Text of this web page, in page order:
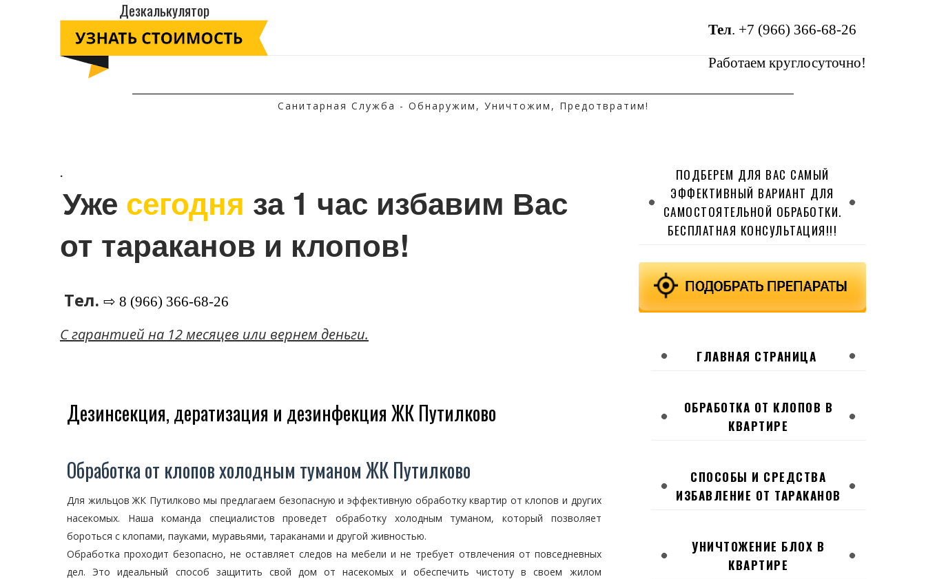
Дезкалькулятор
Тел. +7 (966) 366-68-26
Работаем круглосуточно!
Санитарная Служба - Обнаружим, Уничтожим, Предотвратим!
.
Уже сегодня за 1 час избавим Вас
от тараканов и клопов!
Тел. ⇨ 8 (966) 366-68-26
C гарантией на 12 месяцев или вернем деньги.
Дезинсекция, дератизация и дезинфекция ЖК Путилково
Обработка от клопов холодным туманом ЖК Путилково
Для жильцов ЖК Путилково мы предлагаем безопасную и эффективную обработку квартир от клопов и других
насекомых. Наша команда специалистов проведет обработку холодным туманом, который позволяет
бороться с клопами, пауками, муравьями, тараканами и другой живностью.
Обработка проходит безопасно, не оставляет следов на мебели и не требует отвлечения от повседневных
дел. Это идеальный способ защитить свой дом от насекомых и обеспечить чистоту в своем жилом
ПОДБЕРЕМ ДЛЯ ВАС САМЫЙ
ЭФФЕКТИВНЫЙ ВАРИАНТ ДЛЯ
САМОСТОЯТЕЛЬНОЙ ОБРАБОТКИ.
БЕСПЛАТНАЯ КОНСУЛЬТАЦИЯ!!!
ГЛАВНАЯ СТРАНИЦА
ОБРАБОТКА ОТ КЛОПОВ В
КВАРТИРЕ
СПОСОБЫ И СРЕДСТВА
ИЗБАВЛЕНИЕ ОТ ТАРАКАНОВ
УНИЧТОЖЕНИЕ БЛОХ В
КВАРТИРЕ